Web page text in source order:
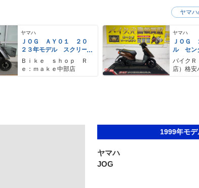
ヤマハ
ＪＯＧ ＡＹ０１ ２０
２３年モデル スクリー
ン リアボックス フロ
ントバスケット
Ｂｉｋｅ ｓｈｏｐ Ｒ
ｅ：ｍａｋｅ中部店
ヤマハ
ＪＯＧ
ル セン
デジタ
バイクＲ
店）格
ヤマ
1999年モデ
ヤマハ
JOG